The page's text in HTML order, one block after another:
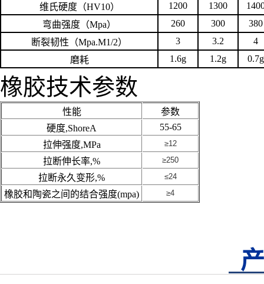
维氏硬度（HV10） 1200 1300
弯曲强度（Mpa） 260 300
380
断裂韧性（Mpa.M1/2） 3 3.2
4
磨耗
1.6g 1.2g 0.7g
橡胶技术参数
性能
参数
硬度,ShoreA
55-65
拉伸强度,MPa
≥12
拉断伸长率,% ≥250
拉断永久变形,% ≤24
橡胶和陶瓷之间的结合强度(mpa) ≥4